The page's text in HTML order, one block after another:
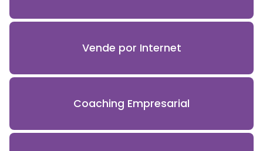
Vende por Internet
Coaching Empresarial